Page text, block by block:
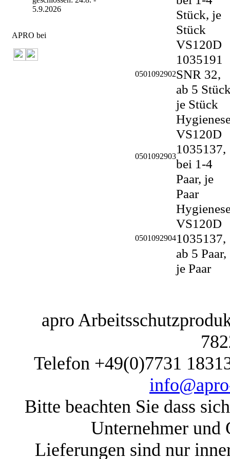
5.9.2026
APRO bei
Stück, je
Stück
0501092902
VS120D
1035191
SNR 32,
ab 5
je Stück
0501092903
VS120D
1035137,
bei 1-4
Paar, je
Paar
0501092904
VS120D
1035137,
ab 5 Paar,
je Paar
apro
Telefon +49(0)7731
Bitte beachten Sie dass
Unternehmer und
Lieferungen sind nur